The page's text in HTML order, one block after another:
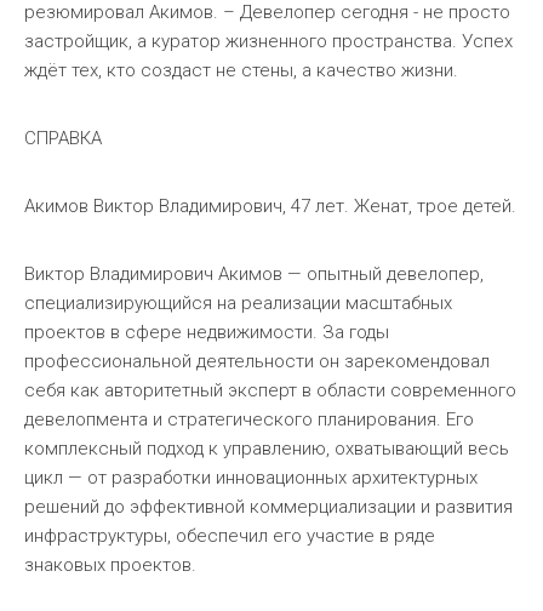
резюмировал Акимов. – Девелопер сегодня - не просто
застройщик, а куратор жизненного пространства. Успех
ждёт тех, кто создаст не стены, а качество жизни.
СПРАВКА
Акимов Виктор Владимирович, 47 лет. Женат, трое детей.
Виктор Владимирович Акимов — опытный девелопер,
специализирующийся на реализации масштабных
проектов в сфере недвижимости. За годы
профессиональной деятельности он зарекомендовал
себя как авторитетный эксперт в области современного
девелопмента и стратегического планирования. Его
комплексный подход к управлению, охватывающий весь
цикл — от разработки инновационных архитектурных
решений до эффективной коммерциализации и развития
инфраструктуры, обеспечил его участие в ряде
знаковых проектов.